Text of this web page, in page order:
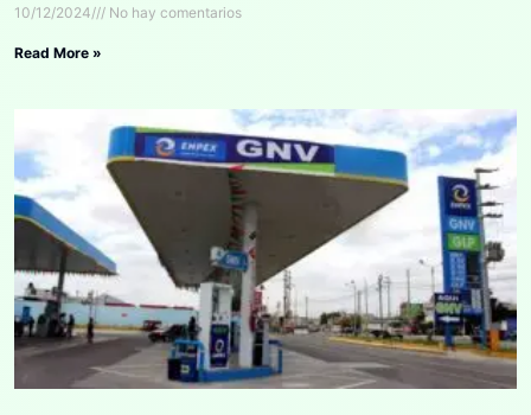
10/12/2024 No hay comentarios
Read More »